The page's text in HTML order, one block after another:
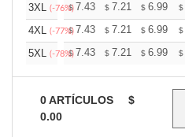
3XL (-76%)
$7.43 $ 7.21 $ 6.99 $
4XL (-77%)
$7.43 $ 7.21 $ 6.99 $
5XL (-78%)
$7.43 $ 7.21 $ 6.99 $
0ARTÍCULOS
$
0.00